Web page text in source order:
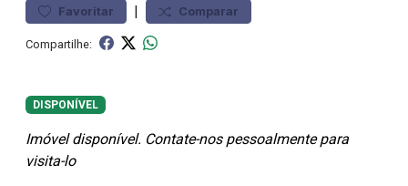
Favoritar | Comparar
Compartilhe:
DISPONÍVEL
Imóvel disponível. Contate-nos pessoalmente para
visita-lo